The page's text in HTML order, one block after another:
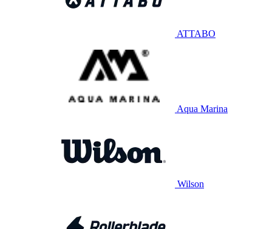
ATTABO
Aqua Marina
Wilson